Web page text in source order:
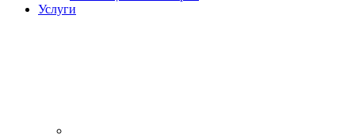
Услуги